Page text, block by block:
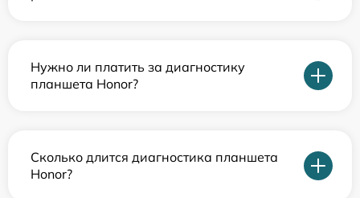
Нужно ли платить за диагностику
планшета Honor?
Сколько длится диагностика планшета
Honor?